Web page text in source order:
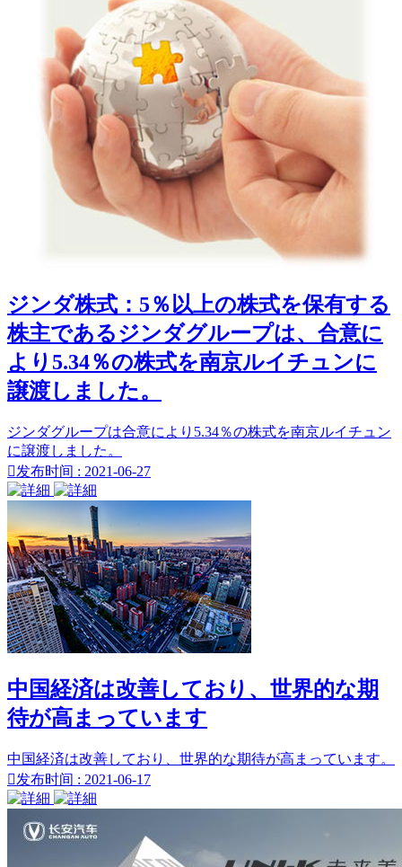
ジンダ株式：5％以上の株式を保有する
株主であるジンダグループは、合意に
より5.34％の株式を南京ルイチュンに
譲渡しました。
ジンダグループは合意により5.34％の株式を南京ルイチュン
に譲渡しました。
发布时间 : 2021-06-27
中国経済は改善しており、世界的な期
待が高まっています
中国経済は改善しており、世界的な期待が高まっています。
发布时间 : 2021-06-17